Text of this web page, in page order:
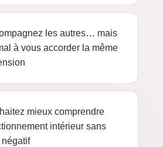
les autres… mais
à vous accorder la même
mieux comprendre
intérieur sans